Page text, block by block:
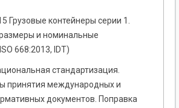
Грузовые контейнеры серии 1.
и номинальные
668:2013, IDT)
стандартизация.
принятия международных и
документов. Поправка